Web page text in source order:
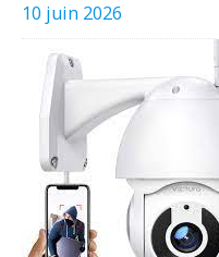
10 juin 2026